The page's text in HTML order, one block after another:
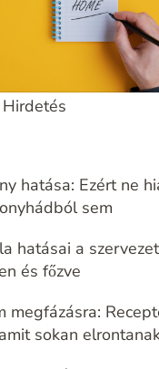
hatása: Ezért ne
sem
hatásai a
és főzve
megfázásra:
sokan